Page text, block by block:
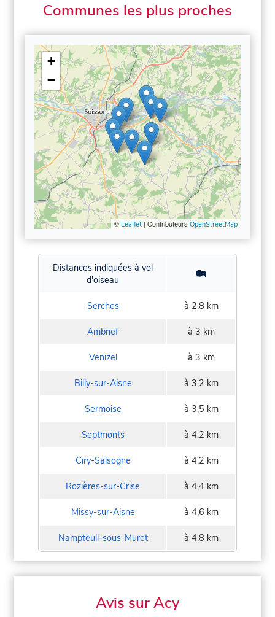
Communes les plus proches
+
−
© Leaflet| Contributeurs OpenStreetMap
Distances indiquées à vol
d'oiseau
Serches à 2,8 km
Ambrief à 3 km
Venizel à 3 km
Billy-sur-Aisne à 3,2 km
Sermoise à 3,5 km
Septmonts à 4,2 km
Ciry-Salsogne à 4,2 km
Rozières-sur-Crise à 4,4 km
Missy-sur-Aisne à 4,6 km
Nampteuil-sous-Muret à 4,8 km
Avis sur Acy